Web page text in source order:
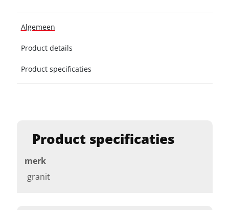
Product specificaties
merk
granit
Algemeen
Product details
Product specificaties